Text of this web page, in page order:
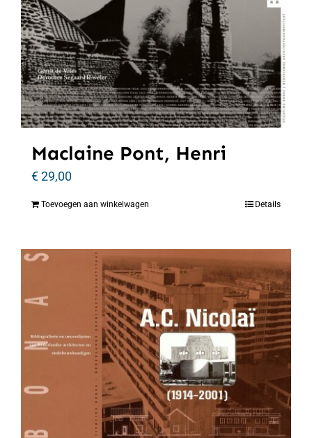
Maclaine Pont, Henri
€29,00
Toevoegen aan winkelwagen Details